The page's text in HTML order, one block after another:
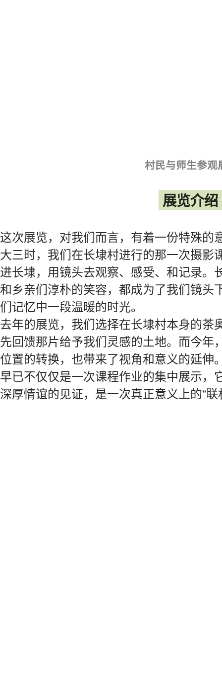
村民与师生参观
展览介绍
这次展览，对我们而言，有着一份特殊的
大三时，我们在长埭村进行的那一次摄影
进长埭，用镜头去观察、感受、和记录。
和乡亲们淳朴的笑容，都成为了我们镜头
们记忆中一段温暖的时光。
去年的展览，我们选择在长埭村本身的茶
先回馈那片给予我们灵感的土地。而今年
位置的转换，也带来了视角和意义的延伸
早已不仅仅是一次课程作业的集中展示，
深厚情谊的见证，是一次真正意义上的“联